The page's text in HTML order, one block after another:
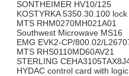
SONTHEIMER HV10/125
KOSTYRKA 5350.30.100
MTS RHM0270MH021A01
Southwest Microwave MS16
EMG EVK2-CP/800.02/
MTS RHS0110MD60AV21
STERLING
HYDAC control card with